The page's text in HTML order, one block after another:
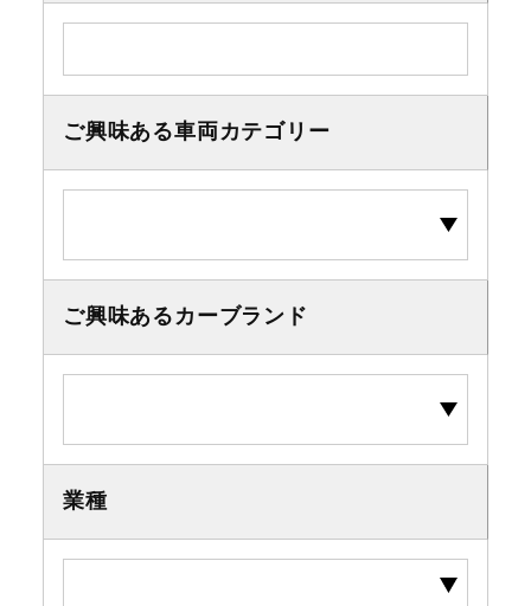
ご興味ある車両カテゴリー
ご興味あるカーブランド
業種